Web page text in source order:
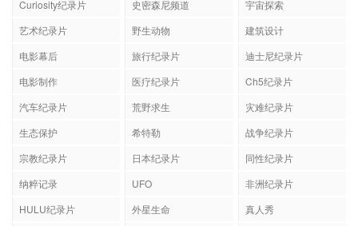
Curiosity纪录片 史密森尼频道
宇宙探索
艺术纪录片
野生动物
建筑设计
电影幕后
旅行纪录片
迪士尼纪录片
电影制作
医疗纪录片
Ch5纪录片
汽车纪录片
荒野求生
灾难纪录片
生态保护
希特勒
战争纪录片
宗教纪录片
日本纪录片
同性纪录片
纳粹记录
UFO
非洲纪录片
HULU纪录片
外星生命
真人秀